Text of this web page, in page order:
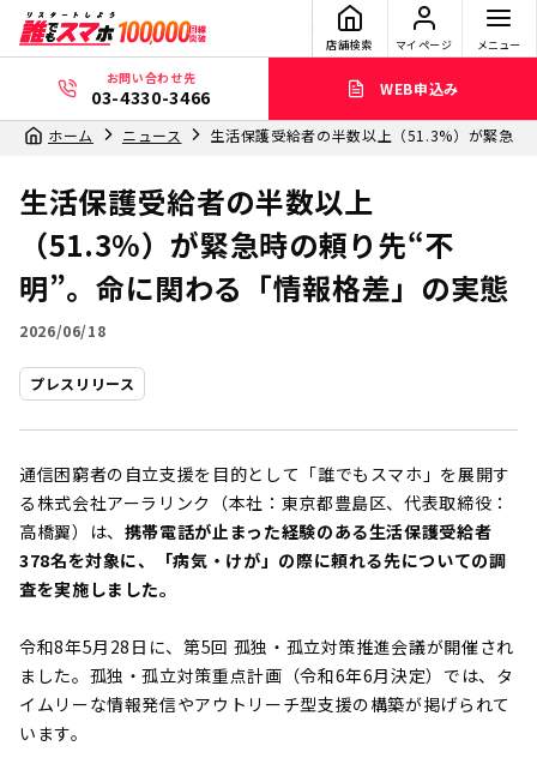
店舗検索 マイページ メニュー
お問い合わせ先
03-4330-3466 WEB申込み
ホーム ニュース 生活保護受給者の半数以上（51.3%）が緊急
生活保護受給者の半数以上
（51.3%）が緊急時の頼り先“不
明”。命に関わる「情報格差」の実態
2026/06/18
プレスリリース
通信困窮者の自立支援を目的として「誰でもスマホ」を展開す
る株式会社アーラリンク（本社：東京都豊島区、代表取締役：
高橋翼）は、 携帯電話が止まった経験のある生活保護受給者
378名を対象に、「病気・けが」の際に頼れる先についての調
査を実施しました。
令和8年5月28日に、第5回 孤独・孤立対策推進会議が開催され
ました。孤独・孤立対策重点計画（令和6年6月決定）では、タ
イムリーな情報発信やアウトリーチ型支援の構築が掲げられて
います。